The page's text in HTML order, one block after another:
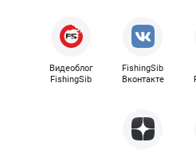
Видеоблог
FishingSib
FishingSib
Вконтакте